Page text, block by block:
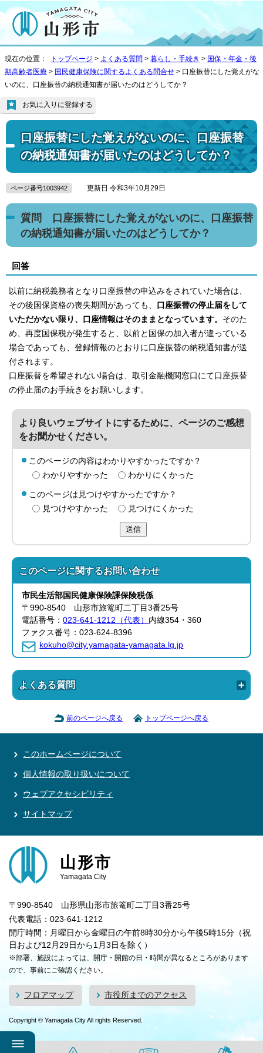
現在の位置： トップページ > よくある質問 > 暮らし・手続き > 国保・年金・後
期高齢者医療 > 国民健康保険に関するよくある問合せ > 口座振替にした覚えがな
いのに、口座振替の納税通知書が届いたのはどうしてか？
口座振替にした覚えがないのに、口座振替
の納税通知書が届いたのはどうしてか？
お気に入りに登録する
ページ番号1003942 更新日 令和3年10月29日
質問 口座振替にした覚えがないのに、口座振替
の納税通知書が届いたのはどうしてか？
回答
以前に納税義務者となり口座振替の申込みをされていた場合は、
その後国保資格の喪失期間があっても、
口座振替の停止届をして
いただかない限り、口座情報はそのままとなっています。 そのた
め、再度国保税が発生すると、以前と国保の加入者が違っている
場合であっても、登録情報のとおりに口座振替の納税通知書が送
付されます。
口座振替を希望されない場合は、取引金融機関窓口にて口座振替
の停止届のお手続きをお願いします。
より良いウェブサイトにするために、ページのご感想
をお聞かせください。
このページの内容はわかりやすかったですか？
わかりやすかった
わかりにくかった
このページは見つけやすかったですか？
見つけやすかった
見つけにくかった
送信
このページに関するお問い合わせ
市民生活部国民健康保険課保険税係
〒990-8540 山形市旅篭町二丁目3番25号
電話番号：023-641-1212（代表） 内線354・360
ファクス番号：023-624-8396
kokuho@city.yamagata-yamagata.lg.jp
よくある質問
前のページへ戻る トップページへ戻る
このホームページについて
個人情報の取り扱いについて
ウェブアクセシビリティ
サイトマップ
山形市
Yamagata City
〒990-8540 山形県山形市旅篭町二丁目3番25号
代表電話：023-641-1212
開庁時間：月曜日から金曜日の午前8時30分から午後5時15分（祝
日および12月29日から1月3日を除く）
※部署、施設によっては、開庁・開館の日・時間が異なるところがあります
ので、事前にご確認ください。
フロアマップ 市役所までのアクセス
Copyright © Yamagata City All rights Reserved.